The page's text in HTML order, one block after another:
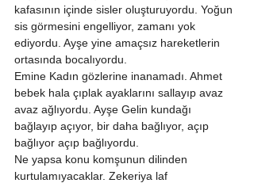
kafasının içinde sisler oluşturuyordu. Yoğun
sis görmesini engelliyor, zamanı yok
ediyordu. Ayşe yine amaçsız hareketlerin
ortasında bocalıyordu.
Emine Kadın gözlerine inanamadı. Ahmet
bebek hala çıplak ayaklarını sallayıp avaz
avaz ağlıyordu. Ayşe Gelin kundağı
bağlayıp açıyor, bir daha bağlıyor, açıp
bağlıyor açıp bağlıyordu.
Ne yapsa konu komşunun dilinden
kurtulamıyacaklar. Zekeriya laf